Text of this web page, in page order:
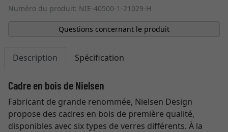
Numéro du produit: NIE-40500-1-21029-H
Questions concernant le produit
Description Spécification
Cadre en bois de Nielsen
Fabricant de grande renommée, Nielsen Design
propose des cadres en bois de première qualité,
disponibles avec six types de verres différents. À la